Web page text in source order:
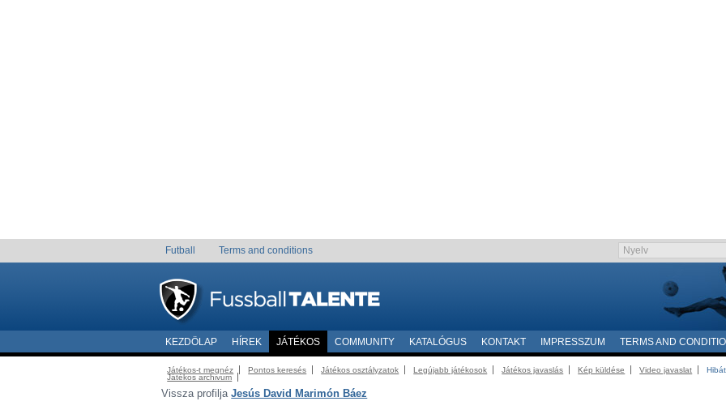
Futball Terms and conditions
KEZDÖLAP HÍREK JÁTÉKOS COMMUNITY KATALÓGUS KONTAKT IMPRESSZUM TERMS AND
Játékos-t megnéz Pontos keresés Játékos osztályzatok Legújabb játékosok Játékos javaslás Kép küldése Video javaslat
Játékos archivum
Vissza profilja Jesús David Marimón Báez